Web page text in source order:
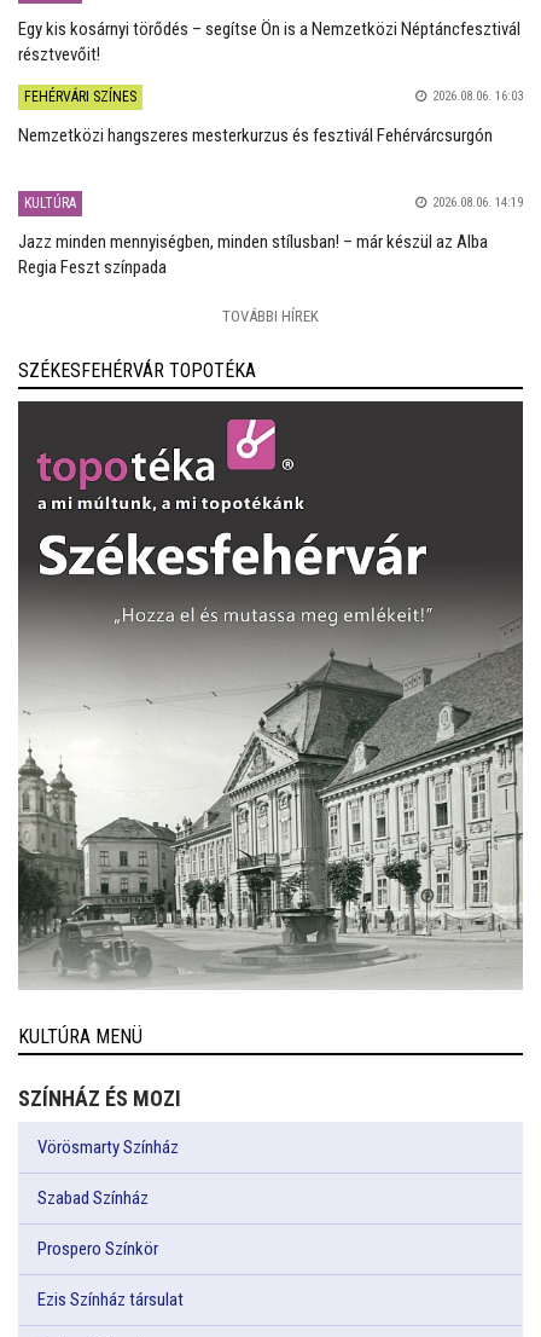
Egy kis kosárnyi törődés – segítse Ön is a Nemzetközi Néptáncfesztivál
résztvevőit!
FEHÉRVÁRI SZÍNES 2026.08.06. 16:03
Nemzetközi hangszeres mesterkurzus és fesztivál Fehérvárcsurgón
KULTÚRA 2026.08.06. 14:19
Jazz minden mennyiségben, minden stílusban! – már készül az Alba
Regia Feszt színpada
TOVÁBBI HÍREK
SZÉKESFEHÉRVÁR TOPOTÉKA
KULTÚRA MENÜ
SZÍNHÁZ ÉS MOZI
Vörösmarty Színház
Szabad Színház
Prospero Színkör
Ezis Színház társulat